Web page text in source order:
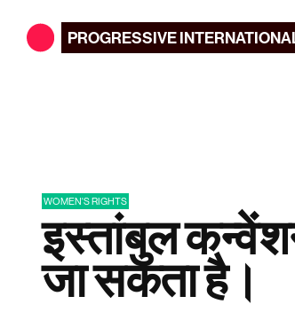
PROGRESSIVE
WOMEN'S RIGHTS
इस्तांबुल
जा सकता है।